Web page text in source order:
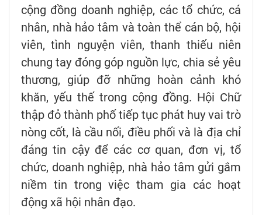
cộng đồng doanh nghiệp, các tổ chức, cá
nhân, nhà hảo tâm và toàn thể cán bộ, hội
viên, tình nguyện viên, thanh thiếu niên
chung tay đóng góp nguồn lực, chia sẻ yêu
thương, giúp đỡ những hoàn cảnh khó
khăn, yếu thế trong cộng đồng. Hội Chữ
thập đỏ thành phố tiếp tục phát huy vai trò
nòng cốt, là cầu nối, điều phối và là địa chỉ
đáng tin cậy để các cơ quan, đơn vị, tổ
chức, doanh nghiệp, nhà hảo tâm gửi gắm
niềm tin trong việc tham gia các hoạt
động xã hội nhân đạo.